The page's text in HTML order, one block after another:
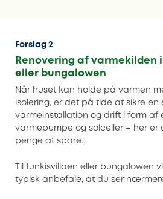
Forslag 2
Renovering af varmekilden
eller bungalowen
Når huset kan holde på varmen
isolering, er det på tide at sikre en
varmeinstallation og drift i form af
varmepumpe og solceller – her er
penge at spare.
Til funkisvillaen eller bungalowen
typisk anbefale, at du ser